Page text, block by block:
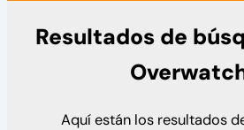
Resultados de
Aquí están los resultados